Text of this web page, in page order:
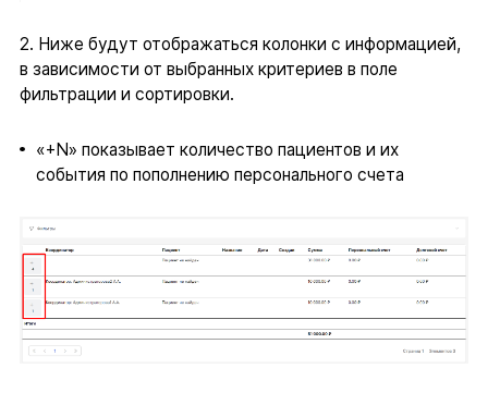
2. Ниже будут отображаться колонки с информацией,
в зависимости от выбранных критериев в поле
фильтрации и сортировки.
«+N» показывает количество пациентов и их
события по пополнению персонального счета